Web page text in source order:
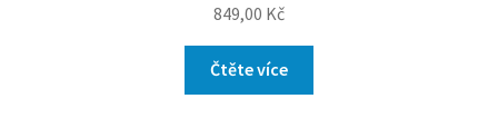
849,00 Kč
Čtěte více